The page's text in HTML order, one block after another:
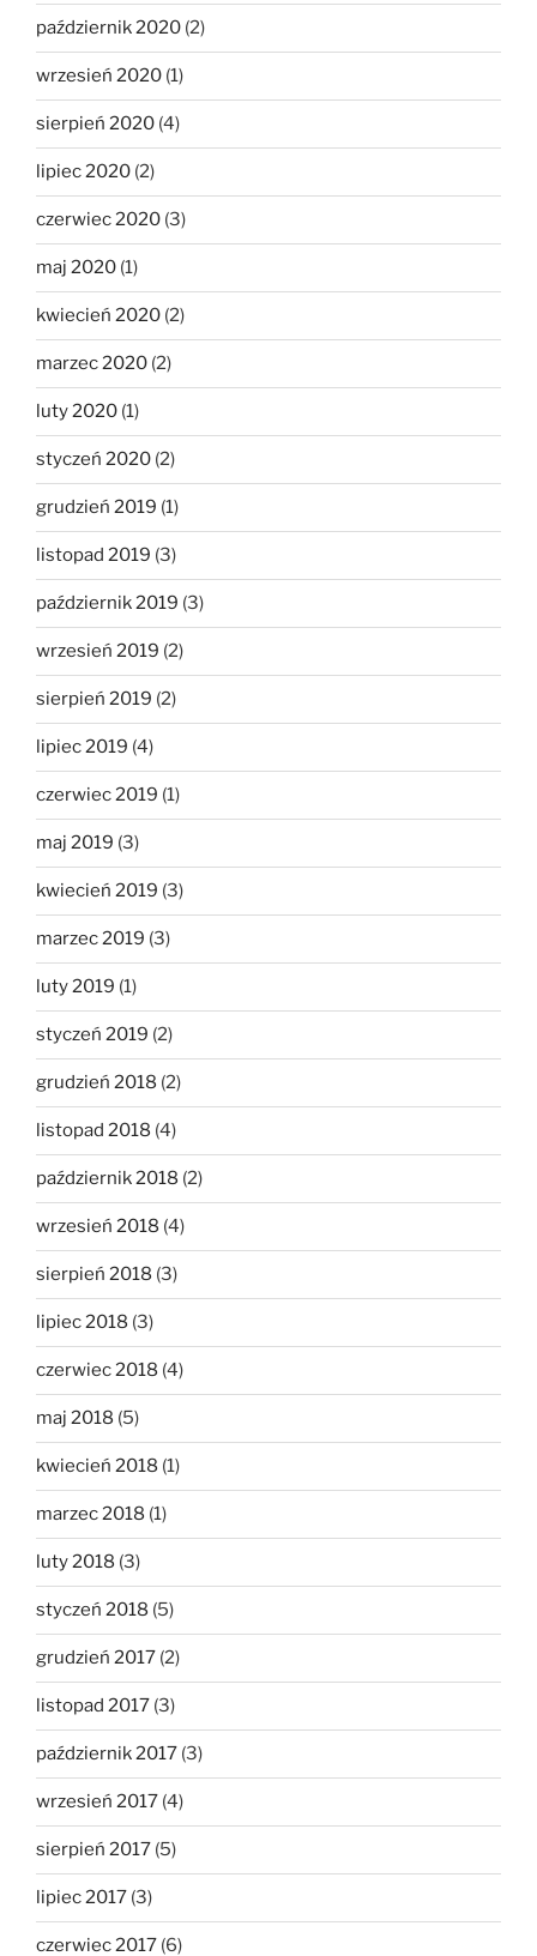
październik 2020 (2)
wrzesień 2020 (1)
sierpień 2020 (4)
lipiec 2020 (2)
czerwiec 2020 (3)
maj 2020 (1)
kwiecień 2020 (2)
marzec 2020 (2)
luty 2020 (1)
styczeń 2020 (2)
grudzień 2019 (1)
listopad 2019 (3)
październik 2019 (3)
wrzesień 2019 (2)
sierpień 2019 (2)
lipiec 2019 (4)
czerwiec 2019 (1)
maj 2019 (3)
kwiecień 2019 (3)
marzec 2019 (3)
luty 2019 (1)
styczeń 2019 (2)
grudzień 2018 (2)
listopad 2018 (4)
październik 2018 (2)
wrzesień 2018 (4)
sierpień 2018 (3)
lipiec 2018 (3)
czerwiec 2018 (4)
maj 2018 (5)
kwiecień 2018 (1)
marzec 2018 (1)
luty 2018 (3)
styczeń 2018 (5)
grudzień 2017 (2)
listopad 2017 (3)
październik 2017 (3)
wrzesień 2017 (4)
sierpień 2017 (5)
lipiec 2017 (3)
czerwiec 2017 (6)